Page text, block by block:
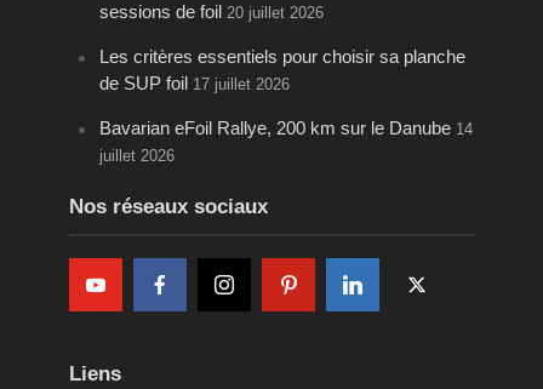
sessions de foil 20 juillet 2026
Les critères essentiels pour choisir sa planche
de SUP foil 17 juillet 2026
Bavarian eFoil Rallye, 200 km sur le Danube 14
juillet 2026
Nos réseaux sociaux
Liens